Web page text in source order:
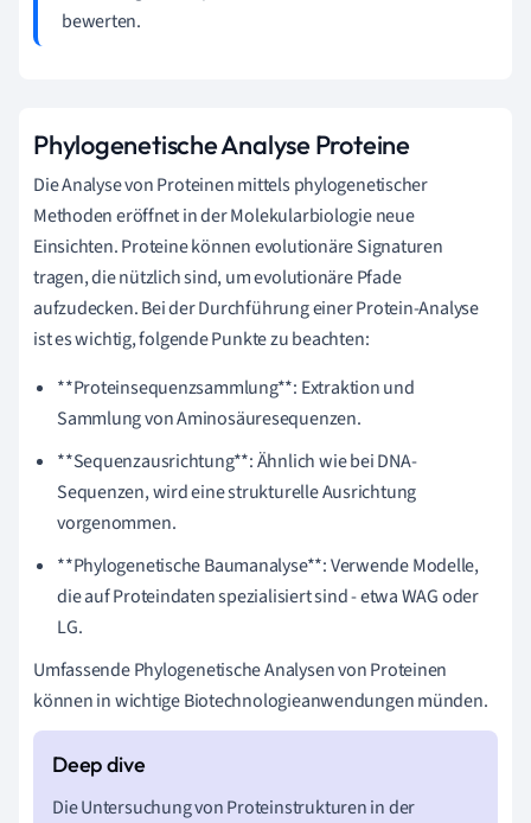
bewerten.
Phylogenetische Analyse Proteine
Die Analyse von Proteinen mittels phylogenetischer
Methoden eröffnet in der Molekularbiologie neue
Einsichten. Proteine können evolutionäre Signaturen
tragen, die nützlich sind, um evolutionäre Pfade
aufzudecken. Bei der Durchführung einer Protein-Analyse
ist es wichtig, folgende Punkte zu beachten:
**Proteinsequenzsammlung**: Extraktion und
Sammlung von Aminosäuresequenzen.
**Sequenzausrichtung**: Ähnlich wie bei DNA-
Sequenzen, wird eine strukturelle Ausrichtung
vorgenommen.
**Phylogenetische Baumanalyse**: Verwende Modelle,
die auf Proteindaten spezialisiert sind - etwa WAG oder
LG.
Umfassende Phylogenetische Analysen von Proteinen
können in wichtige Biotechnologieanwendungen münden.
Die Untersuchung von Proteinstrukturen in der